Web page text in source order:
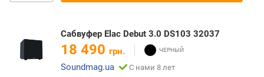
Сабвуфер Elac Debut 3.0 DS103 32037
18 490 грн.
Soundmag.ua
С нами 8 лет